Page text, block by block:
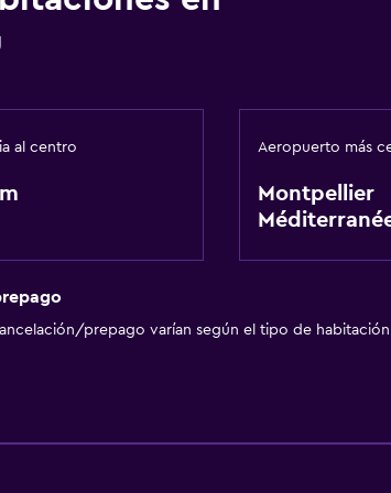
y transporte
eléctricos
al centro Aeropuerto más
Montpellier
prepago varían según el tipo de habitación